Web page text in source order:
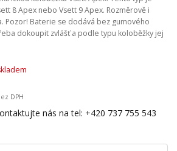
8 Apex nebo Vsett 9 Apex. Rozměrově i
Pozor! Baterie se dodává bez gumového
dokoupit zvlášť a podle typu koloběžky jej
DPH
nás na tel: +420 737 755 543